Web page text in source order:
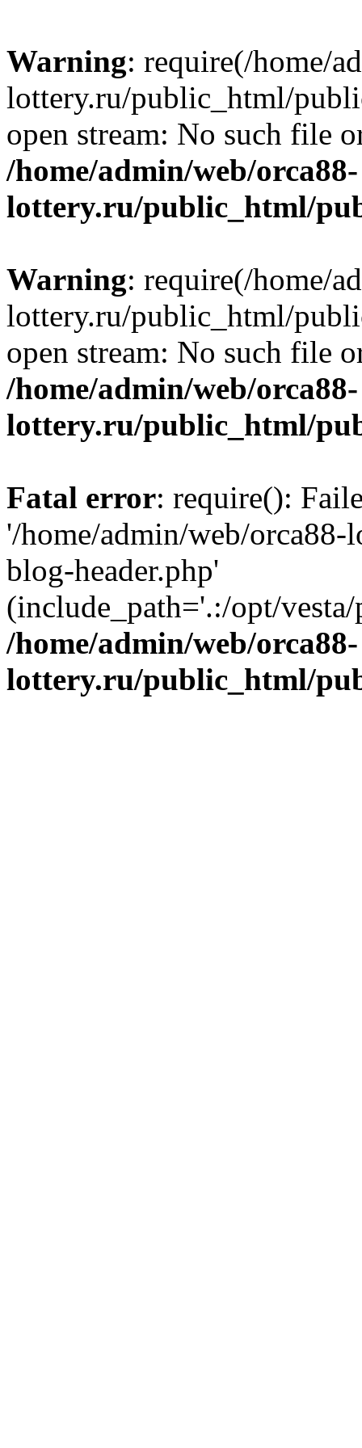
Warning: require(/home/
lottery.ru/public_html/
open stream: No such file
/home/admin/web/orca88-
lottery.ru/public_html/
Warning: require(/home/
lottery.ru/public_html/
open stream: No such file
/home/admin/web/orca88-
lottery.ru/public_html/
Fatal error: require():
'/home/admin/web/
blog-header.php'
(include_path='.:/opt/
/home/admin/web/orca88-
lottery.ru/public_html/